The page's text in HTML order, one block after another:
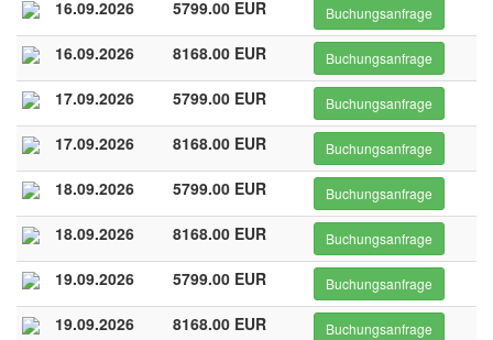
16.09.2026 5799.00 EUR Buchungsanfrage
16.09.2026 8168.00 EUR Buchungsanfrage
17.09.2026 5799.00 EUR Buchungsanfrage
17.09.2026 8168.00 EUR Buchungsanfrage
18.09.2026 5799.00 EUR Buchungsanfrage
18.09.2026 8168.00 EUR Buchungsanfrage
19.09.2026 5799.00 EUR Buchungsanfrage
19.09.2026 8168.00 EUR Buchungsanfrage